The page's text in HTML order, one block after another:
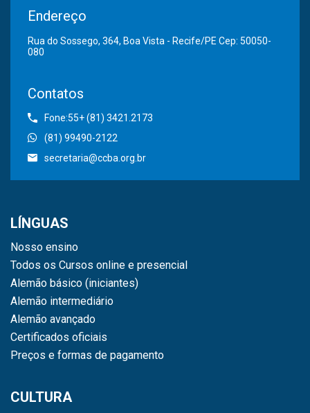
Endereço
Rua do Sossego, 364, Boa Vista - Recife/PE Cep: 50050-
080
Contatos
Fone:55+ (81) 3421.2173
(81) 99490-2122
secretaria@ccba.org.br
LÍNGUAS
Nosso ensino
Todos os Cursos online e presencial
Alemão básico (iniciantes)
Alemão intermediário
Alemão avançado
Certificados oficiais
Preços e formas de pagamento
CULTURA